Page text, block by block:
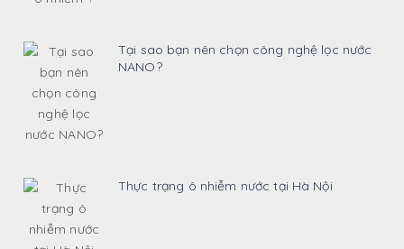
Tại sao bạn nên chọn công nghệ lọc nước
NANO?
Thực trạng ô nhiễm nước tại Hà Nội